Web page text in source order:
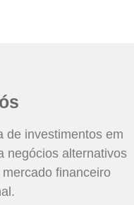
de investimentos em
negócios alternativos
financeiro